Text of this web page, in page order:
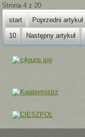
Strona 4 z 20
start
Poprzedni artykuł
10 Następny artykuł